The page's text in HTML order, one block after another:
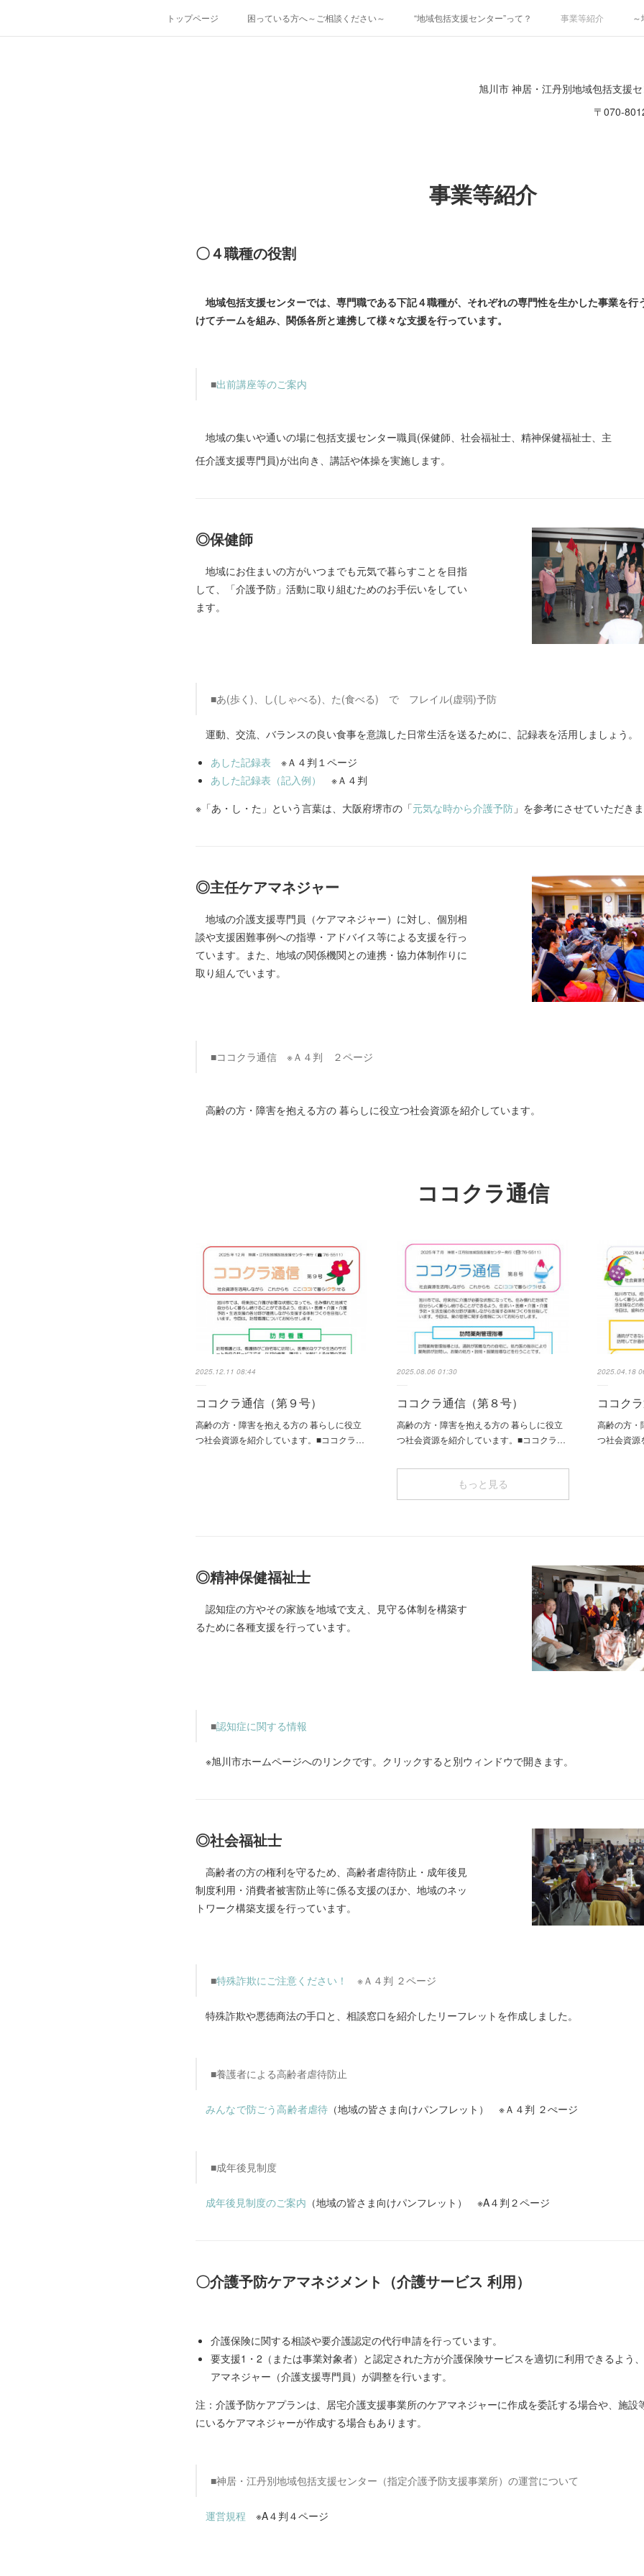
トップページ 困っている方へ～ご相談ください～ “地域包括支援センター”って？ 事業等紹介
旭川市 神居・江丹別地域包括支援
〒070-
事業等紹介
〇４職種の役割
地域包括支援センターでは、専門職である下記４職種が、それぞれの専門性を生かした事業を行
けてチームを組み、関係各所と連携して様々な支援を行っています。
■出前講座等のご案内
地域の集いや通いの場に包括支援センター職員(保健師、社会福祉士、精神保健福祉士、主
任介護支援専門員)が出向き、講話や体操を実施します。
◎保健師
地域にお住まいの方がいつまでも元気で暮らすことを目指
して、「介護予防」活動に取り組むためのお手伝いをしてい
ます。
■あ(歩く)、し(しゃべる)、た(食べる) で フレイル(虚弱)予防
運動、交流、バランスの良い食事を意識した日常生活を送るために、記録表を活用しましょう。
あした記録表 ※Ａ４判１ページ
あした記録表（記入例）
※Ａ４判
※「あ・し・た」という言葉は、大阪府堺市の「元気な時から介護予防 」を参考にさせていただき
◎主任ケアマネジャー
地域の介護支援専門員（ケアマネジャー）に対し、個別相
談や支援困難事例への指導・アドバイス等による支援を行っ
ています。また、地域の関係機関との連携・協力体制作りに
取り組んでいます。
■ココクラ通信 ※Ａ４判 ２ページ
高齢の方・障害を抱える方の 暮らしに役立つ社会資源を紹介しています。
ココクラ通信
2025.12.11 08:44
ココクラ通信（第９号）
高齢の方・障害を抱える方の 暮らしに役立
つ社会資源を紹介しています。■ココクラ…
2025.08.06 01:30
ココクラ通信（第８号）
高齢の方・障害を抱える方の 暮らしに役立
つ社会資源を紹介しています。■ココクラ…
2025.04.18
ココク
高齢の方・
つ社会資
もっと見る
◎精神保健福祉士
認知症の方やその家族を地域で支え、見守る体制を構築す
るために各種支援を行っています。
■認知症に関する情報
※旭川市ホームページへのリンクです。クリックすると別ウィンドウで開きます。
◎社会福祉士
高齢者の方の権利を守るため、高齢者虐待防止・成年後見
制度利用・消費者被害防止等に係る支援のほか、地域のネッ
トワーク構築支援を行っています。
■特殊詐欺にご注意ください！ ※Ａ４判 ２ページ
特殊詐欺や悪徳商法の手口と、相談窓口を紹介したリーフレットを作成しました。
■養護者による高齢者虐待防止
みんなで防ごう高齢者虐待 （地域の皆さま向けパンフレット） ※Ａ４判 ２ぺージ
■成年後見制度
成年後見制度のご案内 （地域の皆さま向けパンフレット） ※A４判２ページ
〇介護予防ケアマネジメント（介護サービス 利用）
介護保険に関する相談や要介護認定の代行申請を行っています。
要支援1・2（または事業対象者）と認定された方が介護保険サービスを適切に利用できるよう
アマネジャー（介護支援専門員）が調整を行います。
注：介護予防ケアプランは、居宅介護支援事業所のケアマネジャーに作成を委託する場合や、施設
にいるケアマネジャーが作成する場合もあります。
■神居・江丹別地域包括支援センター（指定介護予防支援事業所）の運営について
運営規程 ※A４判４ページ